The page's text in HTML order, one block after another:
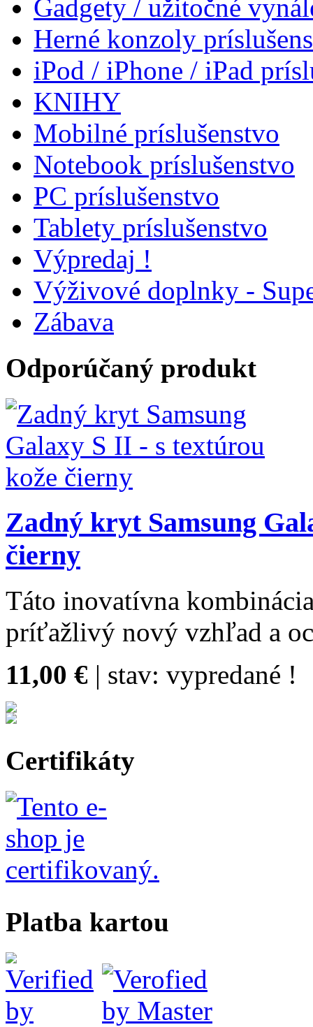
Gadgety / užitočné
Herné konzoly
iPod / iPhone / iPad
KNIHY
Mobilné príslušenstvo
Notebook príslušenstvo
PC príslušenstvo
Tablety príslušenstvo
Výpredaj !
Výživové doplnky -
Zábava
Odporúčaný produkt
Zadný kryt Samsung
čierny
Táto inovatívna
príťažlivý nový vzhľad a
11,00 € | stav: vypredané !
Certifikáty
Platba kartou